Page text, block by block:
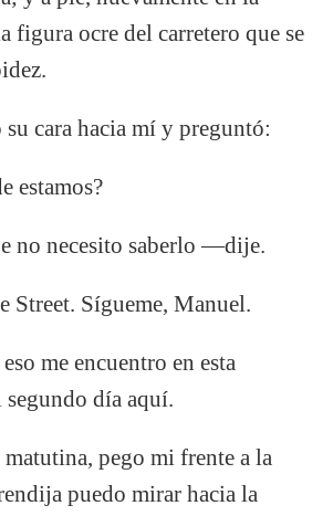
figura ocre del carretero que se
cara hacia mí y preguntó:
estamos?
no necesito saberlo ―dije.
Street. Sígueme, Manuel.
me encuentro en esta
día aquí.
pego mi frente a la
puedo mirar hacia la